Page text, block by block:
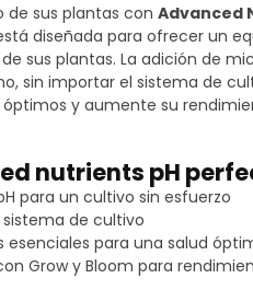
de sus plantas con Advanced
diseñada para ofrecer un
sus plantas. La adición de
sin importar el sistema de
y aumente su
nutrients pH
para un cultivo sin esfuerzo
de cultivo
para una salud
Grow y Bloom para